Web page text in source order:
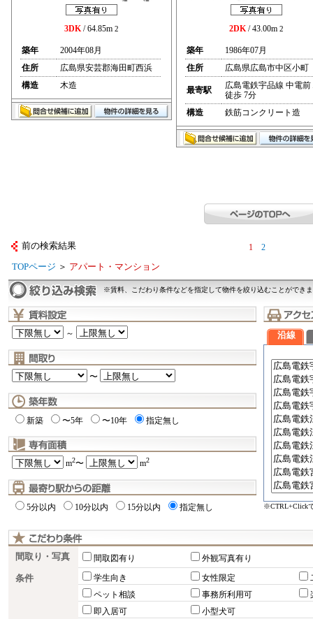
3DK/ 64.85m 2
築年
2004年08月
住所
広島県安芸郡海田町西浜
構造
木造
2DK/ 43.00m 2
築年
1986年07月
住所
広島県広島市中区小町
最寄駅
広島電鉄宇品線 中電前
徒歩 7分
構造
鉄筋コンクリート造
前の検索結果 1 2
TOPページ ＞ アパート・マンション
※賃料、こだわり条件などを指定して物件を絞り込むことができ
～
〜
新築 〜5年 〜10年 指定無し
m2〜 m2
5分以内 10分以内 15分以内 指定無し
沿線
※CTRL+Click
間取り・写真 間取図有り 外観写真有り
条件 学生向き 女性限定
ペット相談
事務所利用可
即入居可
小型犬可